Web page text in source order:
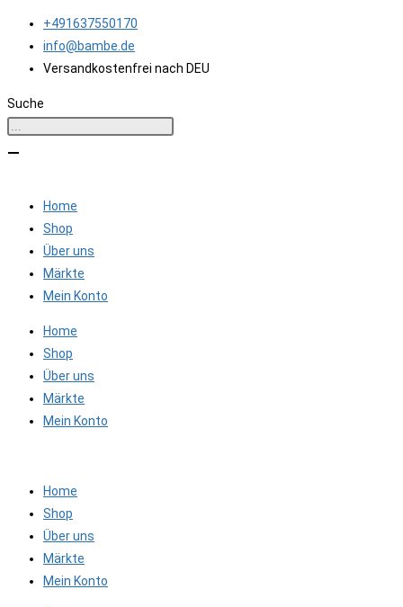
Zum
Inhalt
springen
+491637550170
info@bambe.de
Versandkostenfrei nach DEU
Suche
Home
Shop
Über uns
Märkte
Mein Konto
Home
Shop
Über uns
Märkte
Mein Konto
Home
Shop
Über uns
Märkte
Mein Konto